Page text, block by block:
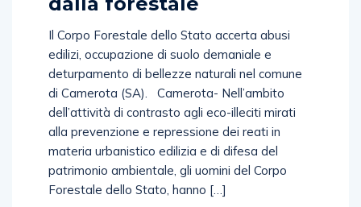
Il Corpo Forestale dello Stato accerta abusi
edilizi, occupazione di suolo demaniale e
deturpamento di bellezze naturali nel comune
di Camerota (SA). Camerota- Nell’ambito
dell’attività di contrasto agli eco-illeciti mirati
alla prevenzione e repressione dei reati in
materia urbanistico edilizia e di difesa del
patrimonio ambientale, gli uomini del Corpo
Forestale dello Stato, hanno […]